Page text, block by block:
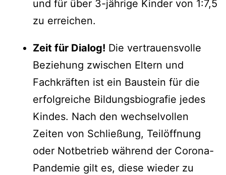
und für über 3-jährige Kinder von 1:7,5
zu erreichen.
Zeit für Dialog! Die vertrauensvolle
Beziehung zwischen Eltern und
Fachkräften ist ein Baustein für die
erfolgreiche Bildungsbiografie jedes
Kindes. Nach den wechselvollen
Zeiten von Schließung, Teilöffnung
oder Notbetrieb während der Corona-
Pandemie gilt es, diese wieder zu